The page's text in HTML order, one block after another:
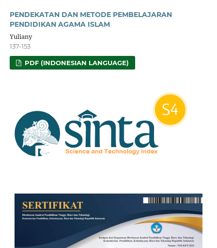
PENDEKATAN DAN METODE PEMBELAJARAN
PENDIDIKAN AGAMA ISLAM
Yuliany
137-153
PDF (INDONESIAN LANGUAGE)